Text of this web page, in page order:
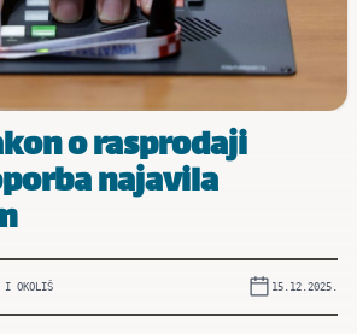
o rasprodaji
najavila
I OKOLIŠ 15.12.2025.